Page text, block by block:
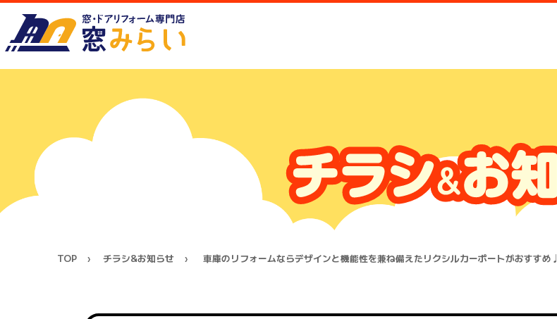
TOP チラシ&お知らせ 車庫のリフォームならデザインと機能性を兼ね備えたリクシルカーポートがおすすめ♩